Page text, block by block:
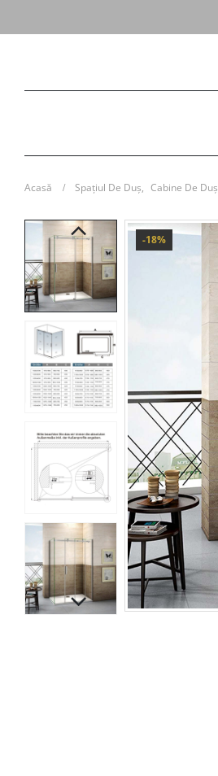
Acasă Spațiul De Duș, Cabine De Duș
-18%